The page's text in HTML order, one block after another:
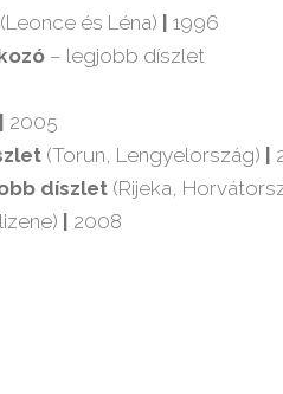
és Léna)
1996
– legjobb díszlet
2005
(Torun, Lengyelország)
díszlet (Rijeka,
2008